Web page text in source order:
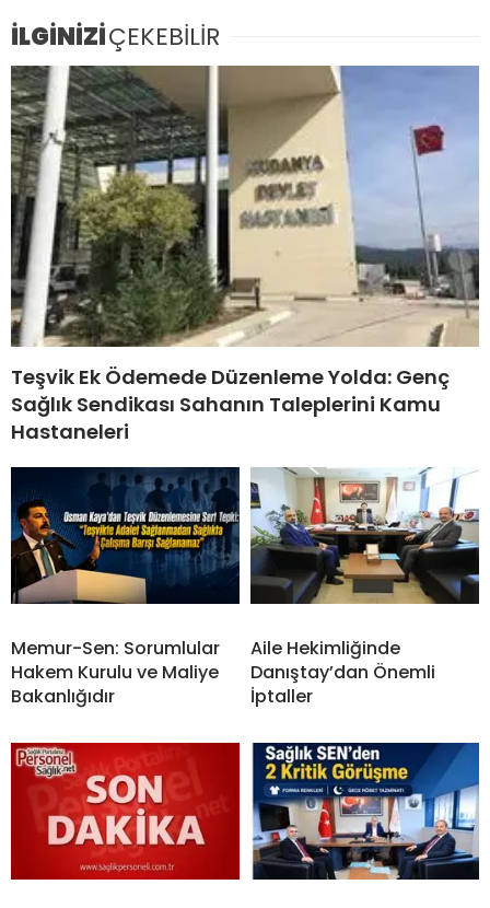
İLGİNİZİÇEKEBİLİR
Teşvik Ek Ödemede Düzenleme Yolda: Genç
Sağlık Sendikası Sahanın Taleplerini Kamu
Hastaneleri
Memur-Sen: Sorumlular
Hakem Kurulu ve Maliye
Bakanlığıdır
Aile Hekimliğinde
Danıştay’dan Önemli
İptaller